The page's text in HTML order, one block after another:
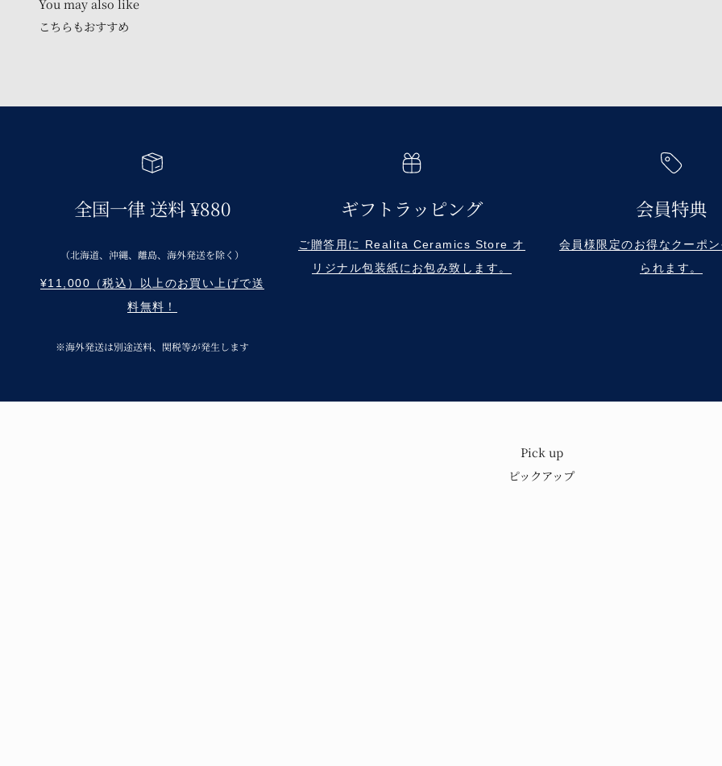
こちらもおすすめ
全国一律 送料 ¥880
（北海道、沖縄、離島、海外発送を除く）
¥11,000（税込）以上のお買い上げで送
料無料！
※海外発送は別途送料、関税等が発生します
ギフトラッピング
ご贈答用に Realita Ceramics Store オ
リジナル包装紙にお包み致します。
会員特典
会員様限定のお得なクーポ
られます。
Pick up
ピックアップ